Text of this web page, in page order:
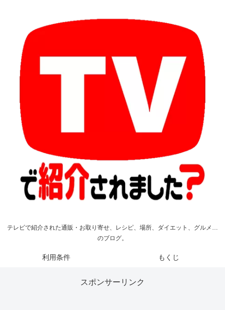
テレビで紹介された通販・お取り寄せ、レシピ、場所、ダイエット、グルメ…
のブログ。
利用条件 もくじ
スポンサーリンク